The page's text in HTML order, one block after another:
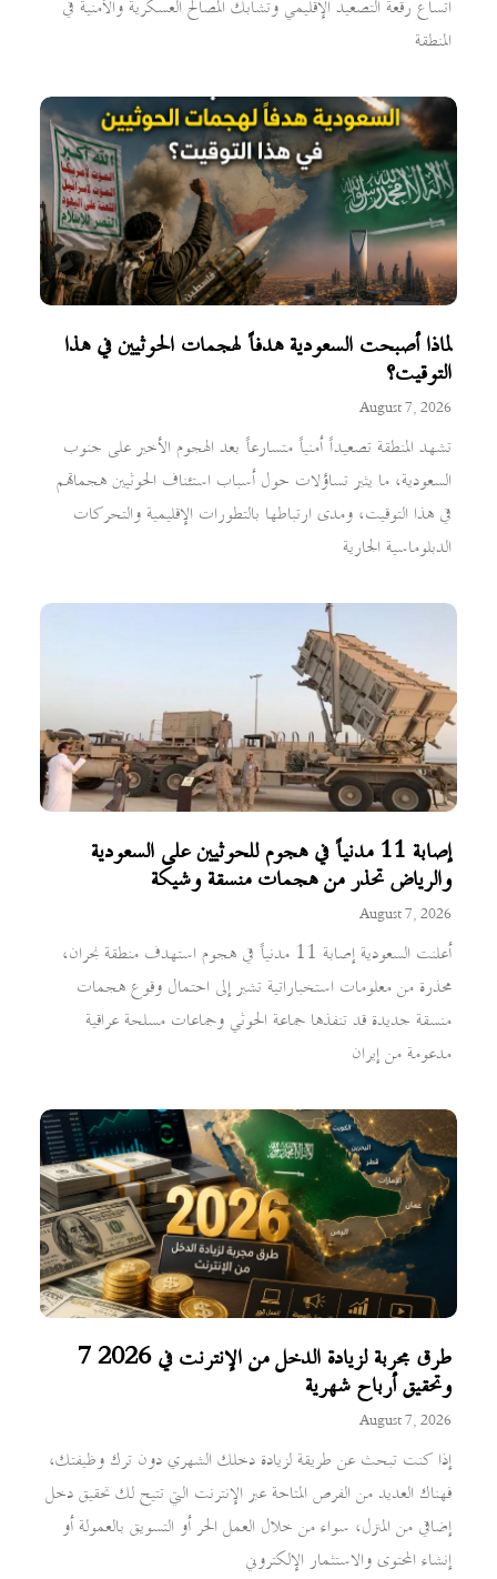
اتساع رقعة التصعيد الإقليمي وتشابك المصالح العسكرية والأمنية في
المنطقة
لماذا أصبحت السعودية هدفاً لهجمات الحوثيين في هذا
التوقيت؟
August 7, 2026
تشهد المنطقة تصعيداً أمنياً متسارعاً بعد الهجوم الأخير على جنوب
السعودية، ما يثير تساؤلات حول أسباب استئناف الحوثيين هجماتهم
في هذا التوقيت، ومدى ارتباطها بالتطورات الإقليمية والتحركات
الدبلوماسية الجارية
إصابة 11 مدنياً في هجوم للحوثيين على السعودية
والرياض تحذر من هجمات منسقة وشيكة
August 7, 2026
أعلنت السعودية إصابة 11 مدنياً في هجوم استهدف منطقة نجران،
محذرة من معلومات استخباراتية تشير إلى احتمال وقوع هجمات
منسقة جديدة قد تنفذها جماعة الحوثي وجماعات مسلحة عراقية
مدعومة من إيران
7 طرق مجربة لزيادة الدخل من الإنترنت في 2026
وتحقيق أرباح شهرية
August 7, 2026
إذا كنت تبحث عن طريقة لزيادة دخلك الشهري دون ترك وظيفتك،
فهناك العديد من الفرص المتاحة عبر الإنترنت التي تتيح لك تحقيق دخل
إضافي من المنزل، سواء من خلال العمل الحر أو التسويق بالعمولة أو
إنشاء المحتوى والاستثمار الإلكتروني